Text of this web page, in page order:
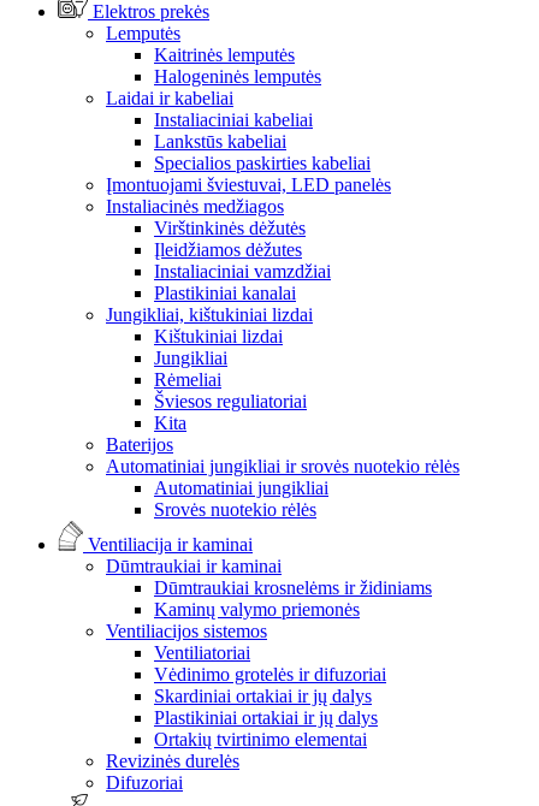
Elektros prekės
Lemputės
Kaitrinės lemputės
Halogeninės lemputės
Laidai ir kabeliai
Instaliaciniai kabeliai
Lankstūs kabeliai
Specialios paskirties kabeliai
Įmontuojami šviestuvai, LED panelės
Instaliacinės medžiagos
Virštinkinės dėžutės
Įleidžiamos dėžutes
Instaliaciniai vamzdžiai
Plastikiniai kanalai
Jungikliai, kištukiniai lizdai
Kištukiniai lizdai
Jungikliai
Rėmeliai
Šviesos reguliatoriai
Kita
Baterijos
Automatiniai jungikliai ir srovės nuotekio rėlės
Automatiniai jungikliai
Srovės nuotekio rėlės
Ventiliacija ir kaminai
Dūmtraukiai ir kaminai
Dūmtraukiai krosnelėms ir židiniams
Kaminų valymo priemonės
Ventiliacijos sistemos
Ventiliatoriai
Vėdinimo grotelės ir difuzoriai
Skardiniai ortakiai ir jų dalys
Plastikiniai ortakiai ir jų dalys
Ortakių tvirtinimo elementai
Revizinės durelės
Difuzoriai